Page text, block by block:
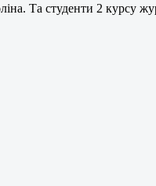
Та студенти 2 курсу